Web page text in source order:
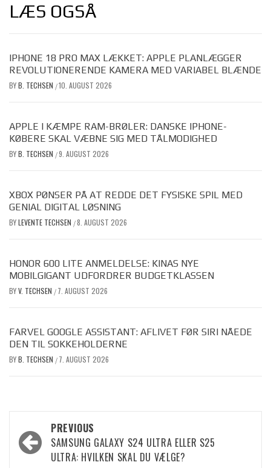
LÆS OGSÅ
IPHONE 18 PRO MAX LÆKKET: APPLE PLANLÆGGER
REVOLUTIONERENDE KAMERA MED VARIABEL BLÆNDE
BYB. TECHSEN /10. AUGUST 2026
APPLE I KÆMPE RAM-BRØLER: DANSKE IPHONE-
KØBERE SKAL VÆBNE SIG MED TÅLMODIGHED
BYB. TECHSEN /9. AUGUST 2026
XBOX PØNSER PÅ AT REDDE DET FYSISKE SPIL MED
GENIAL DIGITAL LØSNING
BYLEVENTE TECHSEN /8. AUGUST 2026
HONOR 600 LITE ANMELDELSE: KINAS NYE
MOBILGIGANT UDFORDRER BUDGETKLASSEN
BYV. TECHSEN / 7. AUGUST 2026
FARVEL GOOGLE ASSISTANT: AFLIVET FØR SIRI NÅEDE
DEN TIL SOKKEHOLDERNE
BYB. TECHSEN / 7. AUGUST 2026
Post
navigation
PREVIOUS
SAMSUNG GALAXY S24 ULTRA ELLER S25
ULTRA: HVILKEN SKAL DU VÆLGE?